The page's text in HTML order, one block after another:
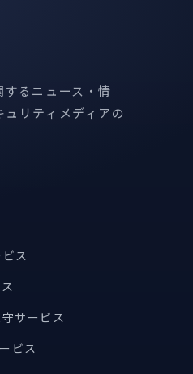
るニュース・情
リティメディアの
ス
サービス
ビス